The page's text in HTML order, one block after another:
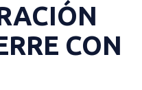
CON